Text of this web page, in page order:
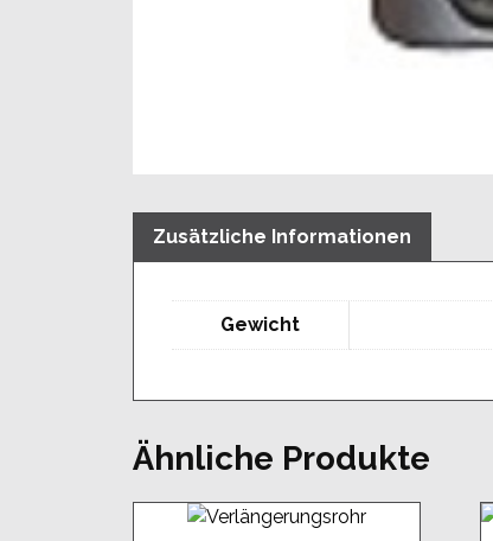
Zusätzliche Informationen
Gewicht
Ähnliche Produkte